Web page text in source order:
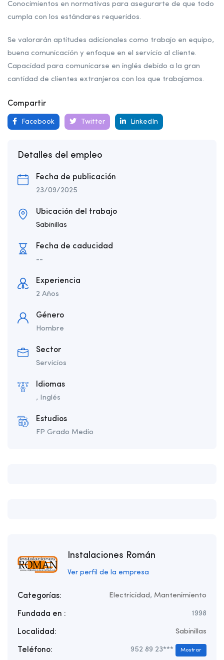
Conocimientos en normativas para asegurarte de que todo
cumpla con los estándares requeridos.
Se valorarán aptitudes adicionales como trabajo en equipo,
buena comunicación y enfoque en el servicio al cliente.
Capacidad para comunicarse en inglés debido a la gran
cantidad de clientes extranjeros con los que trabajamos.
Compartir
Facebook Twitter LinkedIn
Detalles del empleo
Fecha de publicación
23/09/2025
Ubicación del trabajo
Sabinillas
Fecha de caducidad
--
Experiencia
2 Años
Género
Hombre
Sector
Servicios
Idiomas
, Inglés
Estudios
FP Grado Medio
Instalaciones Román
Ver perfil de la empresa
Categorías: Electricidad, Mantenimiento
Fundada en : 1998
Localidad: Sabinillas
Teléfono: 952 89 23*** Mostrar